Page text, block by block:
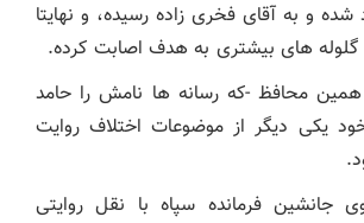
شده و به آقای فخری زاده رسیده، و نهایتا
گلوله های بیشتری به هدف اصابت کرده.
همین محافظ -که رسانه ها نامش را حامد
یکی دیگر از موضوعات اختلاف روایت
فدوی جانشین فرمانده سپاه با نقل روایتی